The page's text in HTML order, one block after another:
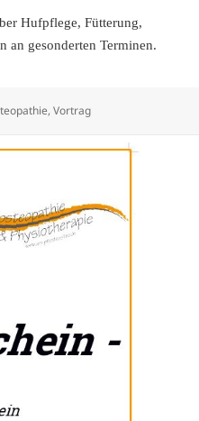
Hufpflege, Fütterung,
an gesonderten Terminen.
,Vortrag